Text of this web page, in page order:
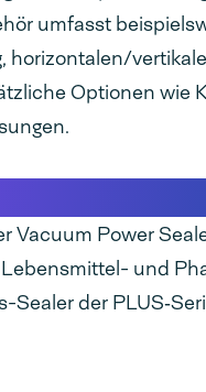
umfasst
horizontalen/
Optionen wie
Vacuum Power
und
Sealer der